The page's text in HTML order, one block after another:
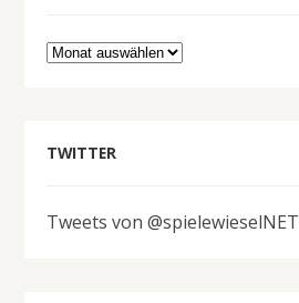
Archiv
TWITTER
Tweets von @spielewieselNET